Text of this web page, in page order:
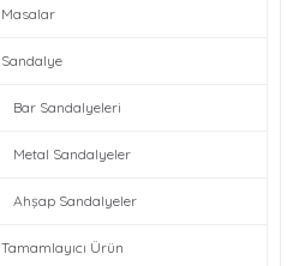
Masalar
Sandalye
Bar Sandalyeleri
Metal Sandalyeler
Ahşap Sandalyeler
Tamamlayıcı Ürün